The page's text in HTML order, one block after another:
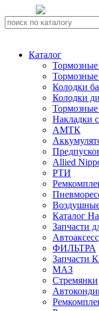
Каталог
Тормозные
Колодки
Колодки
Накладки
АМТК
Allied
РТИ
Каталог
Запчасти
ФИЛЬТРА
Запчасти
МАЗ
Стремянки